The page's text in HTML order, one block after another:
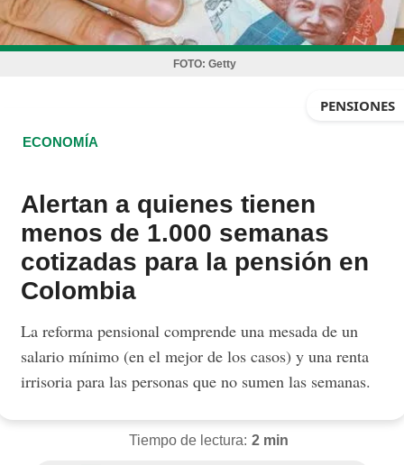
FOTO: Getty
PENSIONES
ECONOMÍA
Alertan a quienes tienen
menos de 1.000 semanas
cotizadas para la pensión en
Colombia
La reforma pensional comprende una mesada de un
salario mínimo (en el mejor de los casos) y una renta
irrisoria para las personas que no sumen las semanas.
Tiempo de lectura: 2 min